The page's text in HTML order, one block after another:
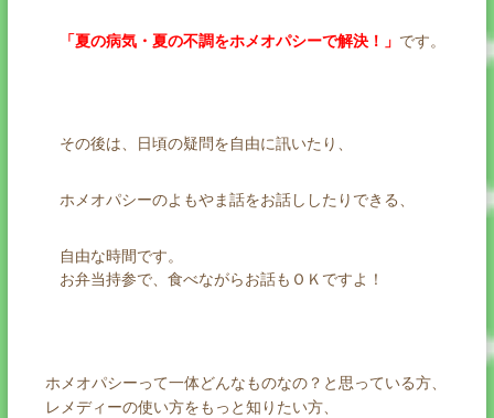
「夏の病気・夏の不調をホメオパシーで解決！」 です。
その後は、日頃の疑問を自由に訊いたり、
ホメオパシーのよもやま話をお話ししたりできる、
自由な時間です。
お弁当持参で、食べながらお話もＯＫですよ！
ホメオパシーって一体どんなものなの？と思っている方、
レメディーの使い方をもっと知りたい方、